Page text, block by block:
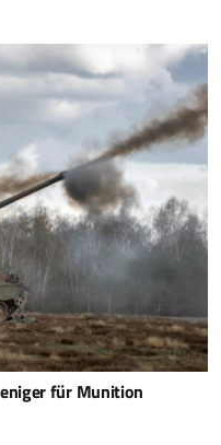
für Munition